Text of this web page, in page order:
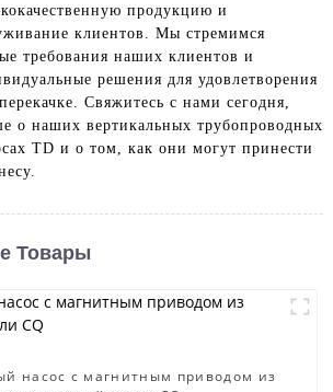
продукцию и
клиентов. Мы стремимся
требования наших клиентов и
решения для удовлетворения
Свяжитесь с нами сегодня,
о наших вертикальных трубопроводных
TD и о том, как они могут принести
Товары
насос с магнитным приводом из